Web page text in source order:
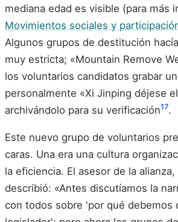
mediana edad es visible (para más
Movimientos sociales y
Algunos grupos de destitución
muy estricta; «Mountain Remove
los voluntarios candidatos grabar
personalmente «Xi Jinping déjese
archivándolo para su verificación17.
Este nuevo grupo de voluntarios
caras. Una era una cultura
la eficiencia. El asesor de la
describió: «Antes discutíamos la
con todos sobre 'por qué debemos